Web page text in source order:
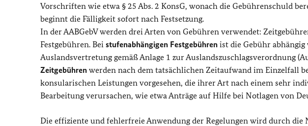
Vorschriften wie etwa § 25 Abs. 2 KonsG, wonach die Gebührenschuld
beginnt die Fälligkeit sofort nach Festsetzung.
In der AABGebV werden drei Arten von Gebühren verwendet:
Festgebühren. Bei stufenabhängigen Festgebühren ist die Gebühr
Auslandsvertretung gemäß Anlage 1 zur Auslandszuschlagsverordnung
Zeitgebühren werden nach dem tatsächlichen Zeitaufwand im Einzelfall
konsularischen Leistungen vorgesehen, die ihrer Art nach einem sehr
Bearbeitung verursachen, wie etwa Anträge auf Hilfe bei Notlagen von
Die effiziente und fehlerfreie Anwendung der Regelungen wird durch die